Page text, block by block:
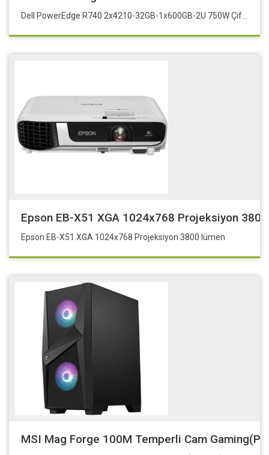
Epson EB-X51 XGA 1024x768 Projeksiyon
Epson EB-X51 XGA 1024x768 Projeksiyon 3800 lümen
MSI Mag Forge 100M Temperli Cam